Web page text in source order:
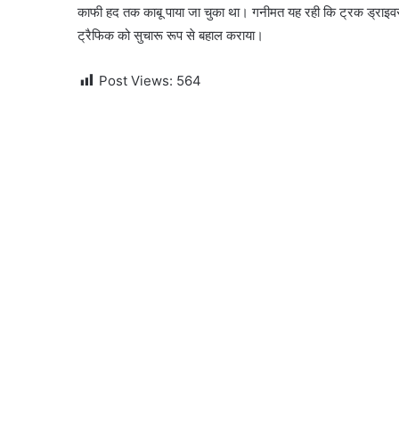
काफी हद तक काबू पाया जा चुका था। गनीमत यह रही कि ट्रक
ट्रैफिक को सुचारू रूप से बहाल कराया।
Post Views: 564